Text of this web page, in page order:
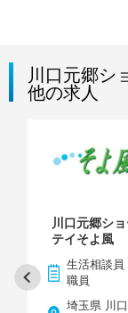
川口元郷シ
他の求人
川口元郷シ
テイそよ風
生活相談員
職員
埼玉県 川